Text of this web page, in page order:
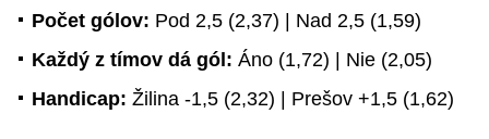
Počet gólov: Pod 2,5 (2,37) | Nad 2,5 (1,59)
Každý z tímov dá gól: Áno (1,72) | Nie (2,05)
Handicap: Žilina -1,5 (2,32) | Prešov +1,5 (1,62)